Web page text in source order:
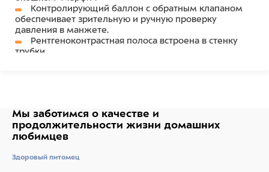
Контролирующий баллон с обратным клапаном
обеспечивает зрительную и ручную проверку
давления в манжете.
Рентгеноконтрастная полоса встроена в стенку
трубки.
Мы заботимся о качестве и
продолжительности жизни домашних
любимцев
Здоровый питомец